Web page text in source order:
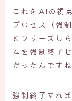
これをAIの視
プロセス（強
とフリーズし
ムを強制終了
だったんですね
強制終了すれ